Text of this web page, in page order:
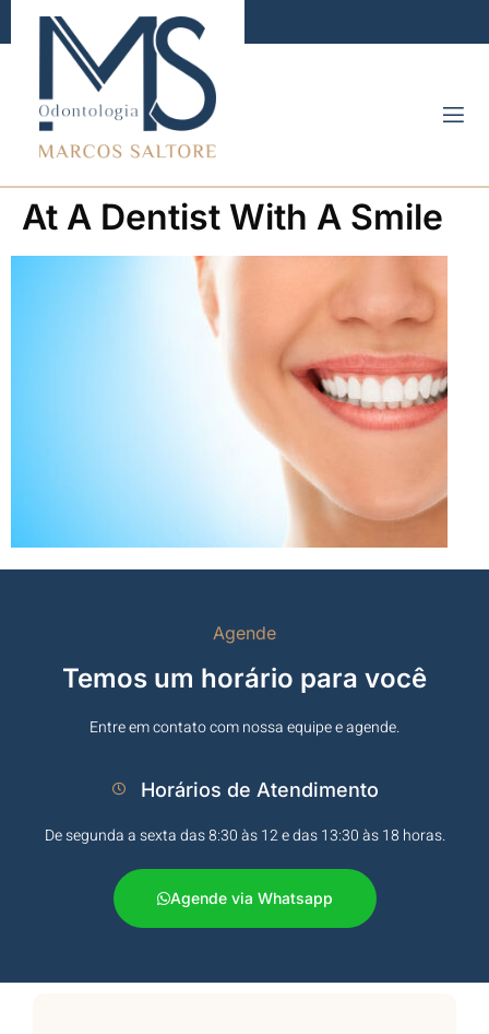
At A Dentist With A Smile
Agende
Temos um horário para você
Entre em contato com nossa equipe e agende.
Horários de Atendimento
De segunda a sexta das 8:30 às 12 e das 13:30 às 18 horas.​
Agende via Whatsapp